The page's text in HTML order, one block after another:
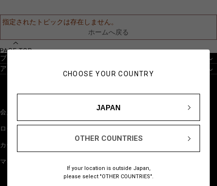
CHOOSE YOUR COUNTRY
JAPAN
OTHER COUNTRIES
If your location is outside Japan,
please select "OTHER COUNTRIES".
指定されたトピックは存在しません。
ホームへ戻る
ブランドから探す
アイテムから探す
会員登録
ログイン
カート
マイページ
STAFF STYLING